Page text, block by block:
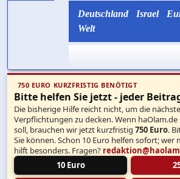
Deutschland Israel
Welt
750 EURO KURZFRISTIG BENÖTIGT
Bitte helfen Sie jetzt - jeder
Die bisherige Hilfe reicht nicht, um die
Verpflichtungen zu decken. Wenn
soll, brauchen wir jetzt kurzfristig750 Euro.
Sie können. Schon 10 Euro helfen sofort; wer
hilft besonders. Fragen?
10 Euro